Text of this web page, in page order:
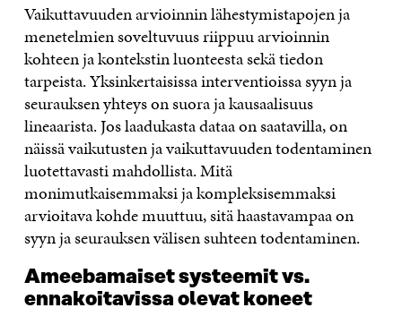
Vaikuttavuuden arvioinnin lähestymistapojen ja
menetelmien soveltuvuus riippuu arvioinnin
kohteen ja kontekstin luonteesta sekä tiedon
tarpeista. Yksinkertaisissa interventioissa syyn ja
seurauksen yhteys on suora ja kausaalisuus
lineaarista. Jos laadukasta dataa on saatavilla, on
näissä vaikutusten ja vaikuttavuuden todentaminen
luotettavasti mahdollista. Mitä
monimutkaisemmaksi ja kompleksisemmaksi
arvioitava kohde muuttuu, sitä haastavampaa on
syyn ja seurauksen välisen suhteen todentaminen.
Ameebamaiset systeemit vs.
ennakoitavissa olevat koneet